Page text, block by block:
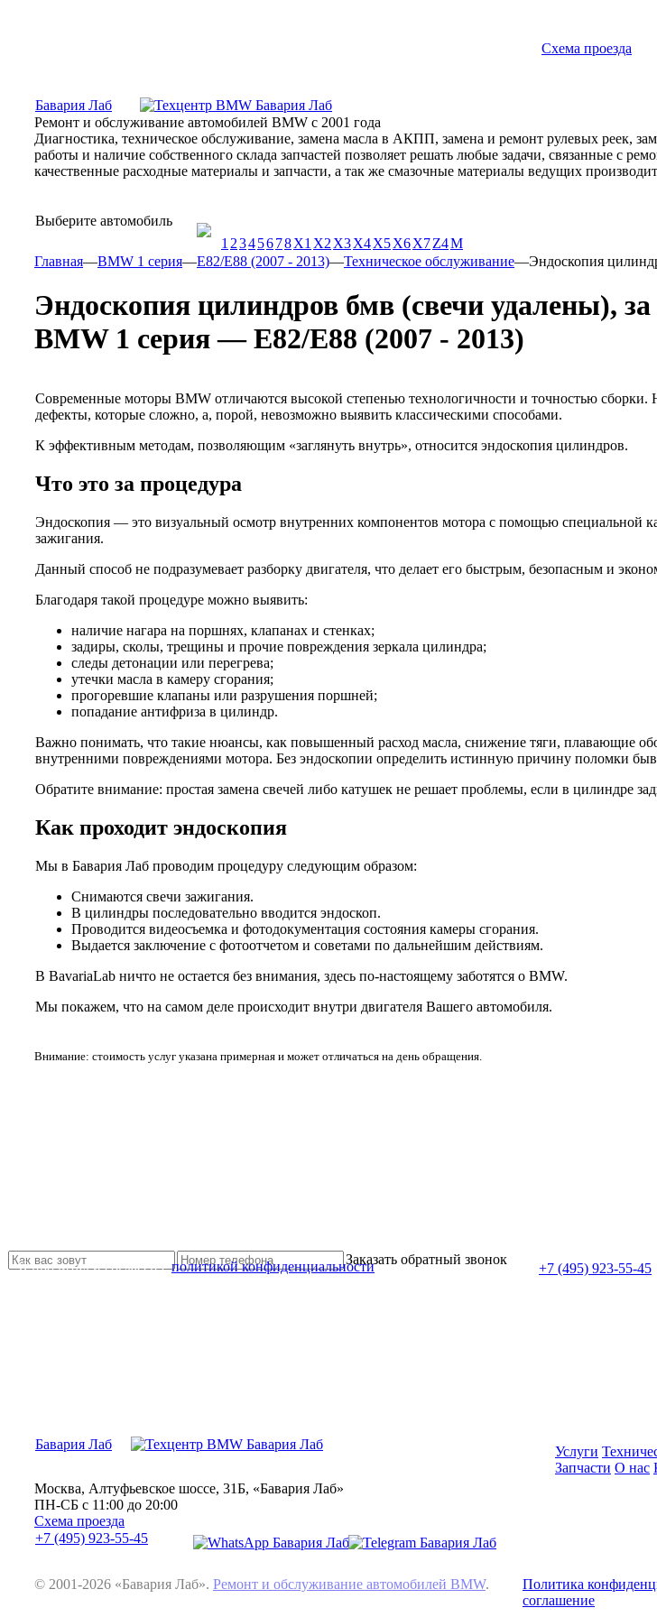
Схема проезда
Бавария Лаб
Ремонт и обслуживание автомобилей BMW с 2001 года
Диагностика, техническое обслуживание, замена масла в АКПП, замена и ремонт рулевых реек,
работы и наличие собственного склада запчастей позволяет решать любые задачи, связанные с
качественные расходные материалы и запчасти, а так же смазочные материалы ведущих
Выберите автомобиль
1 2345678X1 X2 X3X4X5X6X7Z4М
Главная—BMW 1 серия—E82/E88 (2007 - 2013)—Техническое обслуживание—Эндоскопия
Эндоскопия цилиндров бмв (свечи удалены),
BMW 1 серия — E82/E88 (2007 - 2013)
Современные моторы BMW отличаются высокой степенью технологичности и точностью сборки.
дефекты, которые сложно, а, порой, невозможно выявить классическими способами.
К эффективным методам, позволяющим «заглянуть внутрь», относится эндоскопия цилиндров.
Что это за процедура
Эндоскопия — это визуальный осмотр внутренних компонентов мотора с помощью специальной
зажигания.
Данный способ не подразумевает разборку двигателя, что делает его быстрым, безопасным и
Благодаря такой процедуре можно выявить:
наличие нагара на поршнях, клапанах и стенках;
задиры, сколы, трещины и прочие повреждения зеркала цилиндра;
следы детонации или перегрева;
утечки масла в камеру сгорания;
прогоревшие клапаны или разрушения поршней;
попадание антифриза в цилиндр.
Важно понимать, что такие нюансы, как повышенный расход масла, снижение тяги, плавающие
внутренними повреждениями мотора. Без эндоскопии определить истинную причину поломки
Обратите внимание: простая замена свечей либо катушек не решает проблемы, если в цилиндре
Как проходит эндоскопия
Мы в Бавария Лаб проводим процедуру следующим образом:
Снимаются свечи зажигания.
В цилиндры последовательно вводится эндоскоп.
Проводится видеосъемка и фотодокументация состояния камеры сгорания.
Выдается заключение с фотоотчетом и советами по дальнейшим действиям.
В BavariaLab ничто не остается без внимания, здесь по-настоящему заботятся о BMW.
Мы покажем, что на самом деле происходит внутри двигателя Вашего автомобиля.
Внимание: стоимость услуг указана примерная и может отличаться на день обращения.
Заказать обратный звонок
Я прочитал и согласен сполитикой конфиденциальности
+7 (495) 923-55-45
Бавария Лаб
Москва, Алтуфьевское шоссе, 31Б, «Бавария Лаб»
ПН-СБ с 11:00 до 20:00
Схема проезда
+7 (495) 923-55-45
Услуги
Запчасти О нас
© 2001-2026 «Бавария Лаб». Ремонт и обслуживание автомобилей BMW. Политика
соглашение